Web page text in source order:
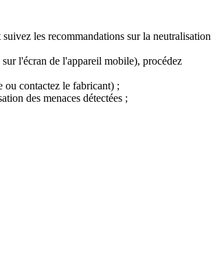
les recommandations sur la neutralisation
l'écran de l'appareil mobile), procédez
ou contactez le fabricant) ;
des menaces détectées ;